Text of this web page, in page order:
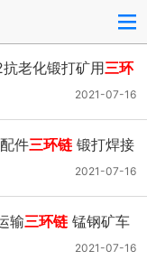
老化锻打矿用三环
2021-07-16
件三环链 锻打焊接
2021-07-16
输三环链 锰钢矿车
2021-07-16